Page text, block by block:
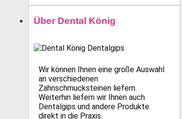
Über Dental König
Wir können Ihnen eine große Auswahl
an verschiedenen
Zahnschmucksteinen liefern.
Weiterhin liefern wir Ihnen auch
Dentalgips und andere Produkte
direkt in die Praxis.